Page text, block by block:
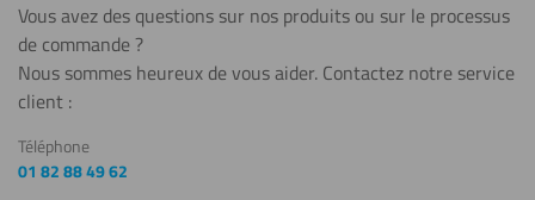
Vous avez des questions sur nos produits ou sur le processus
de commande ?
Nous sommes heureux de vous aider. Contactez notre service
client :
Téléphone
01 82 88 49 62